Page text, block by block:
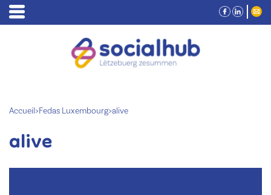
Accueil>Fedas Luxembourg>alive
alive